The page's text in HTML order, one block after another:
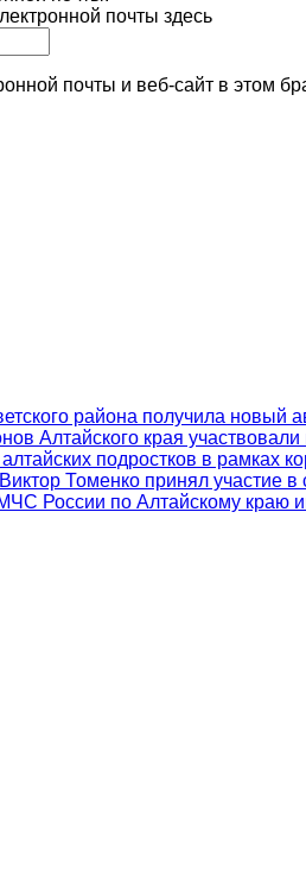
почты здесь
почты и веб-сайт в этом
района получила новый
Алтайского края
подростков в рамках
Томенко принял
России по Алтайскому краю